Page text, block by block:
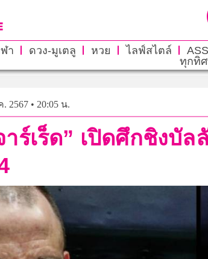
า ดวง-มูเตลู หวย ไลฟ์สไตล์
ทุกทิ
2567 • 20:05 น.
ร์เร็ด” เปิดศึกชิงบั